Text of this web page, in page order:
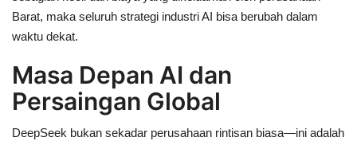
Barat, maka seluruh strategi industri AI bisa berubah dalam
waktu dekat.
Masa Depan AI dan
Persaingan Global
DeepSeek bukan sekadar perusahaan rintisan biasa—ini adalah